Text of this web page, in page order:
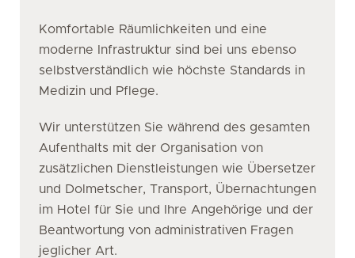
Komfortable Räumlichkeiten und eine
moderne Infrastruktur sind bei uns ebenso
selbstverständlich wie höchste Standards in
Medizin und Pflege.
Wir unterstützen Sie während des gesamten
Aufenthalts mit der Organisation von
zusätzlichen Dienstleistungen wie Übersetzer
und Dolmetscher, Transport, Übernachtungen
im Hotel für Sie und Ihre Angehörige und der
Beantwortung von administrativen Fragen
jeglicher Art.